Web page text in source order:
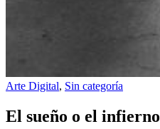
Arte Digital, Sin categoría
El sueño o el infierno